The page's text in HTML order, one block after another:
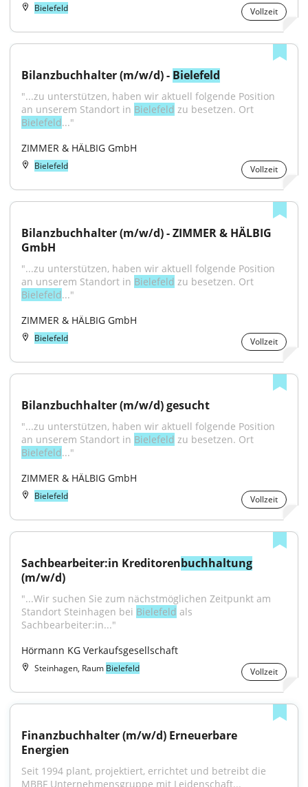
Bielefeld Vollzeit
Bilanzbuchhalter (m/w/d) - Bielefeld
"...zu unterstützen, haben wir aktuell folgende Position
an unserem Standort in Bielefeld
Bielefeld..."
ZIMMER & HÄLBIG GmbH
Bielefeld Vollzeit
Bilanzbuchhalter (m/w/d) - ZIMMER & HÄLBIG
GmbH
"...zu unterstützen, haben wir aktuell folgende Position
an unserem Standort in Bielefeld
Bielefeld..."
ZIMMER & HÄLBIG GmbH
Bielefeld Vollzeit
Bilanzbuchhalter (m/w/d) gesucht
"...zu unterstützen, haben wir aktuell folgende Position
an unserem Standort in Bielefeld
Bielefeld..."
ZIMMER & HÄLBIG GmbH
Bielefeld Vollzeit
Sachbearbeiter:in Kreditorenbuchhaltung
(m/w/d)
"...Wir suchen Sie zum nächstmöglichen Zeitpunkt am
Standort Steinhagen bei Bielefeld als
Sachbearbeiter:in..."
Hörmann KG Verkaufsgesellschaft
Steinhagen, Raum Bielefeld Vollzeit
Finanzbuchhalter (m/w/d) Erneuerbare
Energien
Seit 1994 plant, projektiert, errichtet und betreibt die
MBBF Unternehmensgruppe mit Leidenschaft...